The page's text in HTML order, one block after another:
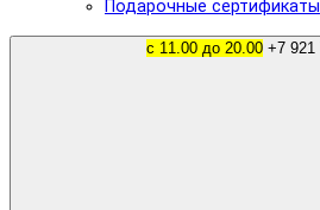
Подарочные сертификаты
с 11.00 до 20.00